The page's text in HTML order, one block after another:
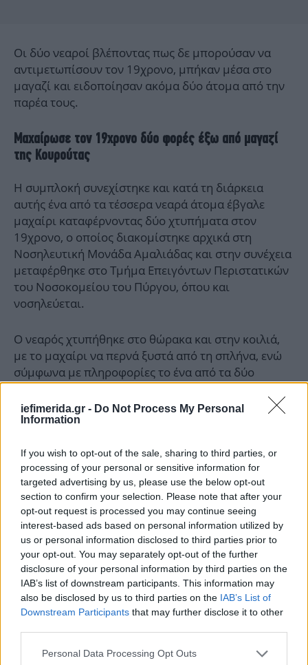
iefimerida.gr - Do Not Process My Personal
Information
If you wish to opt-out of the sale, sharing to third parties, or
processing of your personal or sensitive information for
targeted advertising by us, please use the below opt-out
section to confirm your selection. Please note that after your
opt-out request is processed you may continue seeing
interest-based ads based on personal information utilized by
us or personal information disclosed to third parties prior to
your opt-out. You may separately opt-out of the further
disclosure of your personal information by third parties on the
IAB’s list of downstream participants. This information may
also be disclosed by us to third parties on the IAB’s List of
Downstream Participants that may further disclose it to other
Please note that this website/app uses one or more Google
Personal Data Processing Opt Outs
Οι δύο νεαροί βλέποντας πως δε μπορούσαν να
αντιμετωπίσουν τον 19χρονο, μπήκαν μέσα στο
μαγαζί και ειδοποίησαν ακόμα δύο άτομα από την
παρέα τους.
Μαχαίρωσε τον 19χρονο δύο φορές έξω από μαγαζί
της Κουρούτας
Η συμπλοκή συνεχίστηκε και κατά τη διάρκεια
αυτής ένα από τα τέσσερα νεαρά άτομα έβγαλε
μαχαίρι καταφέρνοντας δύο χτυπήματα στον
19χρονο, ο οποίος διακομίστηκε αρχικά στη
Νοσηλευτική Μονάδα Αμαλιάδας και στην συνέχεια
μεταφέρθηκε στο Τμήμα Επειγόντων Περιστατικών
του Νοσοκομείου του Πύργου, όπου και
νοσηλεύεται.
Ο νεαρός χτυπήθηκε στο θώρακα και στην κοιλιά,
με το μαχαίρι να περνά ξυστά από τη σπλήνα, ενώ
σύμφωνα με πληροφορίες το ένα από τα δύο
τραύματα είναι αρκετά βαθύ.
Μέχρι στιγμής οι Αρχές έχουν προχωρήσει σε μια
ΟΛΕΣ ΟΙ ΕΙΔΗΣΕΙΣ
«Κλείδωσαν» οι ημερομηνίες για το Power Pass: Πότε
θα καταβληθούν τα ποσά για τον Ιούνιο
Φωτιά στη Θάσο: Σε δύσβατο σημείο η πυρκαγιά
-Επιχειρεί και στρατιωτικό κομβόι
Έκτακτο δελτίο επιδείνωσης καιρού: Έρχονται ισχυρές
βροχές και καταιγίδες